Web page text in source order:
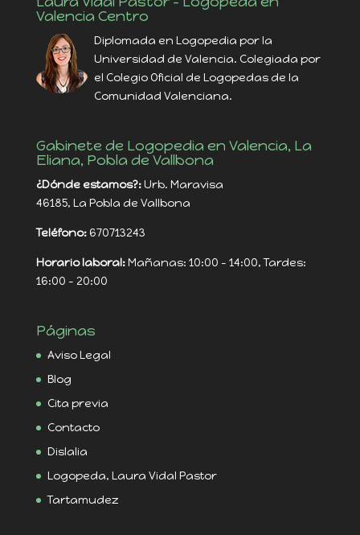
Valencia Centro
Diplomada en Logopedia por la
Universidad de Valencia. Colegiada por
el Colegio Oficial de Logopedas de la
Comunidad Valenciana.
Gabinete de Logopedia en Valencia, La
Eliana, Pobla de Vallbona
¿Dónde estamos?:Urb. Maravisa
46185, La Pobla de Vallbona
Teléfono:670713243
Horario laboral:Mañanas: 10:00 - 14:00, Tardes:
16:00 - 20:00
Páginas
Aviso Legal
Blog
Cita previa
Contacto
Dislalia
Logopeda, Laura Vidal Pastor
Tartamudez